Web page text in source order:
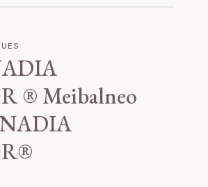
® Meibalneo
NADIA